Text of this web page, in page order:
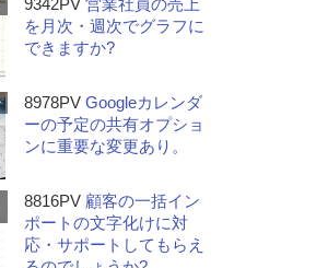
9342PV 営業社員の売上
を月次・週次でグラフに
できますか?
8978PV Googleカレンダ
ーの予定の共有オプショ
ンに重要な変更あり。
8816PV 顧客の一括イン
ポートの文字化けに対
応・サポートしてもらえ